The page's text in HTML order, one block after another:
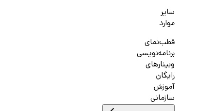
سایر
موارد
قطب‌نمای
برنامه‌نویسی
وبینارهای
رایگان
آموزش
سازمانی